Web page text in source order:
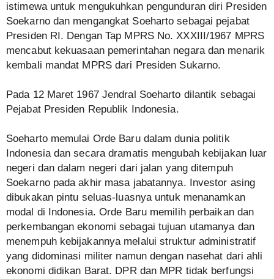
istimewa untuk mengukuhkan pengunduran diri Presiden
Soekarno dan mengangkat Soeharto sebagai pejabat
Presiden RI. Dengan Tap MPRS No. XXXIII/1967 MPRS
mencabut kekuasaan pemerintahan negara dan menarik
kembali mandat MPRS dari Presiden Sukarno.
Pada 12 Maret 1967 Jendral Soeharto dilantik sebagai
Pejabat Presiden Republik Indonesia.
Soeharto memulai Orde Baru dalam dunia politik
Indonesia dan secara dramatis mengubah kebijakan luar
negeri dan dalam negeri dari jalan yang ditempuh
Soekarno pada akhir masa jabatannya. Investor asing
dibukakan pintu seluas-luasnya untuk menanamkan
modal di Indonesia. Orde Baru memilih perbaikan dan
perkembangan ekonomi sebagai tujuan utamanya dan
menempuh kebijakannya melalui struktur administratif
yang didominasi militer namun dengan nasehat dari ahli
ekonomi didikan Barat. DPR dan MPR tidak berfungsi